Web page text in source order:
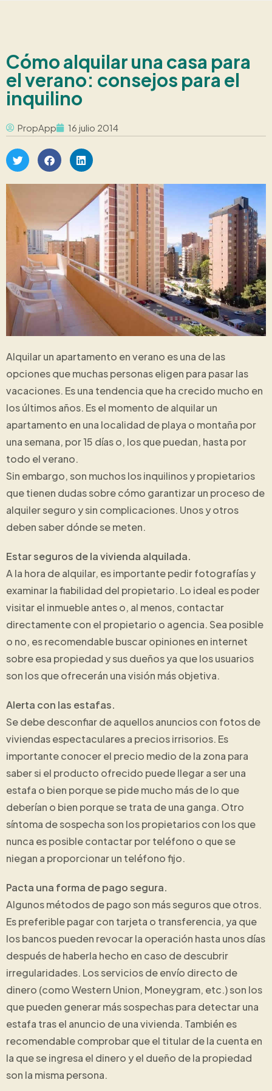
Cómo alquilar una casa para
el verano: consejos para el
inquilino
PropApp 16 julio 2014
Alquilar un apartamento en verano es una de las
opciones que muchas personas eligen para pasar las
vacaciones. Es una tendencia que ha crecido mucho en
los últimos años. Es el momento de alquilar un
apartamento en una localidad de playa o montaña por
una semana, por 15 días o, los que puedan, hasta por
todo el verano.
Sin embargo, son muchos los inquilinos y propietarios
que tienen dudas sobre cómo garantizar un proceso de
alquiler seguro y sin complicaciones. Unos y otros
deben saber dónde se meten.
Estar seguros de la vivienda alquilada.
A la hora de alquilar, es importante pedir fotografías y
examinar la fiabilidad del propietario. Lo ideal es poder
visitar el inmueble antes o, al menos, contactar
directamente con el propietario o agencia. Sea posible
o no, es recomendable buscar opiniones en internet
sobre esa propiedad y sus dueños ya que los usuarios
son los que ofrecerán una visión más objetiva.
Alerta con las estafas.
Se debe desconfiar de aquellos anuncios con fotos de
viviendas espectaculares a precios irrisorios. Es
importante conocer el precio medio de la zona para
saber si el producto ofrecido puede llegar a ser una
estafa o bien porque se pide mucho más de lo que
deberían o bien porque se trata de una ganga. Otro
síntoma de sospecha son los propietarios con los que
nunca es posible contactar por teléfono o que se
niegan a proporcionar un teléfono fijo.
Pacta una forma de pago segura.
Algunos métodos de pago son más seguros que otros.
Es preferible pagar con tarjeta o transferencia, ya que
los bancos pueden revocar la operación hasta unos días
después de haberla hecho en caso de descubrir
irregularidades. Los servicios de envío directo de
dinero (como Western Union, Moneygram, etc.) son los
que pueden generar más sospechas para detectar una
estafa tras el anuncio de una vivienda. También es
recomendable comprobar que el titular de la cuenta en
la que se ingresa el dinero y el dueño de la propiedad
son la misma persona.